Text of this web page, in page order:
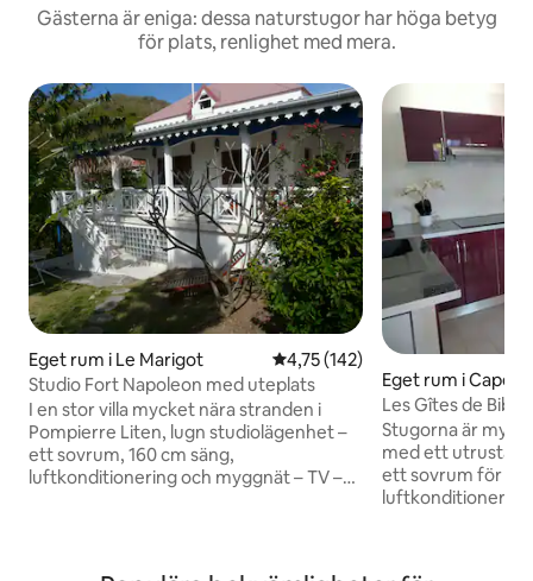
Gästerna är eniga: dessa naturstugor har höga betyg
för plats, renlighet med mera.
Eget rum i Le Marigot 4,75 av 5 i genomsnittligt
4,75 (142)
Studio Fort Napoleon med uteplats
I en stor villa mycket nära stranden i
Pompierre Liten, lugn studiolägenhet –
ett sovrum, 160 cm säng,
luftkonditionering och myggnät – TV –
Eget rum i
ie-Galante
Les Gîtes de
hörn
Stugorna är
med ett utrustat
ett sovrum för 2